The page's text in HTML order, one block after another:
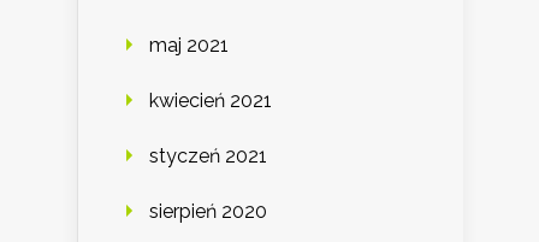
maj 2021
kwiecień 2021
styczeń 2021
sierpień 2020